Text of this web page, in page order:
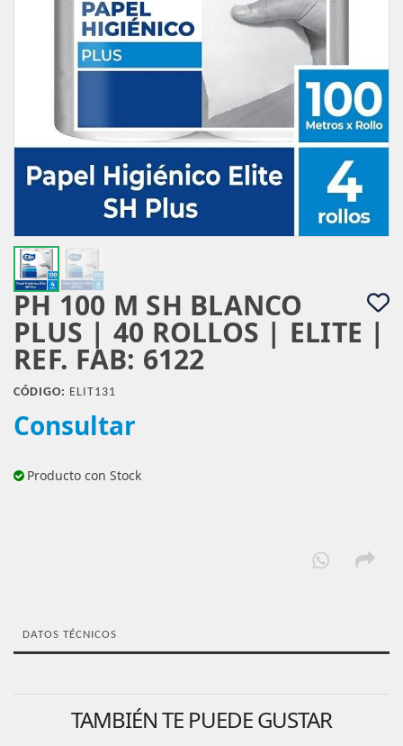
PH 100 M SH BLANCO
PLUS | 40 ROLLOS | ELITE |
REF. FAB: 6122
CÓDIGO: ELIT131
Consultar
Producto con Stock
DATOS TÉCNICOS
TAMBIÉN TE PUEDE GUSTAR